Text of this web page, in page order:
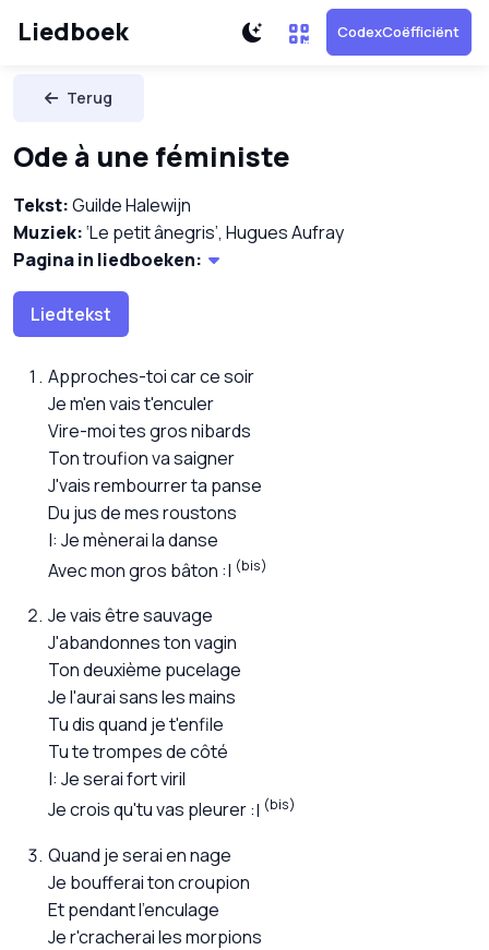
Liedboek CodexCoëfficiënt
Terug
Ode à une féministe
Tekst:Guilde Halewijn
Muziek:‘Le petit ânegris’, Hugues Aufray
Pagina in liedboeken:
Liedtekst
Approches-toi car ce soir
Je m'en vais t'enculer
Vire-moi tes gros nibards
Ton troufion va saigner
J'vais rembourrer ta panse
Du jus de mes roustons
Je mènerai la danse
Avec mon gros bâton
(bis)
Je vais être sauvage
J'abandonnes ton vagin
Ton deuxième pucelage
Je l'aurai sans les mains
Tu dis quand je t'enfile
Tu te trompes de côté
Je serai fort viril
Je crois qu'tu vas pleurer
(bis)
Quand je serai en nage
Je boufferai ton croupion
Et pendant l'enculage
Je r'cracherai les morpions